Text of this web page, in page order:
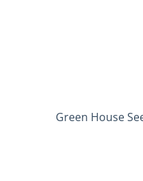
Green House